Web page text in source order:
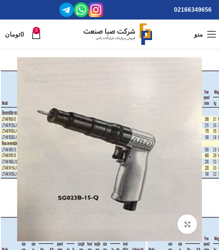
02166349656
منو
0
0تومان